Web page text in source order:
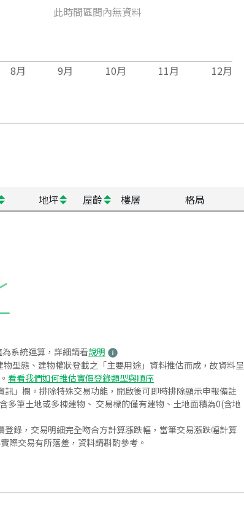
此時間區間內無資料
8月 9月 10月 11月 12月
地坪 屋齡 樓層 格局
系統運算，詳細請看說明
型態、建物權狀登載之「主要用途」資料推估而成，故資料呈
看看我們如何推估實價登錄類型與順序
」欄。排除特殊交易功能，開啟後可即時排除顯示申報備註
多筆土地或多棟建物、 交易標的僅有建物、土地面積為0(含地
錄，交易明細完全吻合方計算漲跌幅，當筆交易漲跌幅計算
際交易有所落差，資料請斟酌參考。